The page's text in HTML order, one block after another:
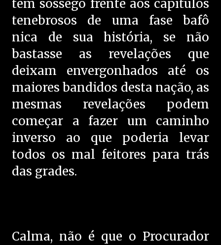
tem sossego frente aos capítulos
tenebrosos de uma fase bafô
nica de sua história, se não
bastasse as revelações que
deixam envergonhados até os
maiores bandidos desta nação, as
mesmas revelações podem
começar a fazer um caminho
inverso ao que poderia levar
todos os mal feitores para trás
das grades.
Calma, não é que o Procurador